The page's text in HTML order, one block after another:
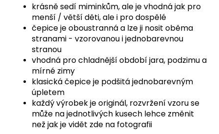
krásně sedí miminkům, ale je vhodná jak pro
menší / větší děti, ale i pro dospělé
čepice je oboustranná a lze ji nosit oběma
stranami - vzorovanou i jednobarevnou
stranou
vhodná pro chladnější období jara, podzimu a
mírné zimy
klasická čepice je podšitá jednobarevným
úpletem
každý výrobek je originál, rozvržení vzoru se
může na jednotlivých kusech lehce změnit
než jak je vidět zde na fotografii